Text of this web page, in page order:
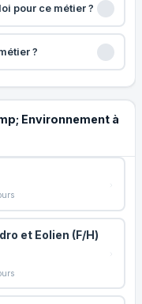
pour ce métier ?
?
Environnement à
et Eolien (F/H)